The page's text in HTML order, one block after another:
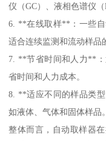
仪（GC）、液相色谱仪
6. **在线取样**：一些自
适合连续监测和流动样品
7. **节省时间和人力**
省时间和人力成本。
8. **适应不同的样品类
如液体、气体和固体样品。
整体而言，自动取样器